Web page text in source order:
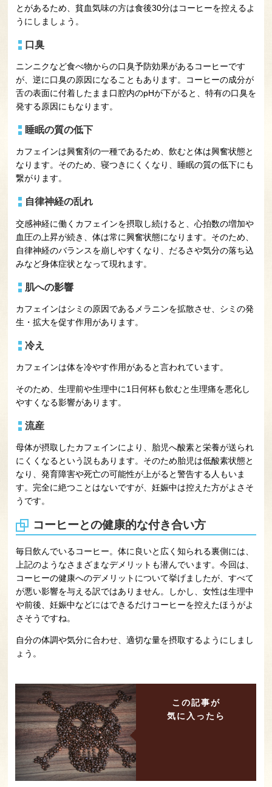
とがあるため、貧血気味の方は食後30分はコーヒーを控えるよ
うにしましょう。
口臭
ニンニクなど食べ物からの口臭予防効果があるコーヒーです
が、逆に口臭の原因になることもあります。コーヒーの成分が
舌の表面に付着したまま口腔内のpHが下がると、特有の口臭を
発する原因にもなります。
睡眠の質の低下
カフェインは興奮剤の一種であるため、飲むと体は興奮状態と
なります。そのため、寝つきにくくなり、睡眠の質の低下にも
繋がります。
自律神経の乱れ
交感神経に働くカフェインを摂取し続けると、心拍数の増加や
血圧の上昇が続き、体は常に興奮状態になります。そのため、
自律神経のバランスを崩しやすくなり、だるさや気分の落ち込
みなど身体症状となって現れます。
肌への影響
カフェインはシミの原因であるメラニンを拡散させ、シミの発
生・拡大を促す作用があります。
冷え
カフェインは体を冷やす作用があると言われています。
そのため、生理前や生理中に1日何杯も飲むと生理痛を悪化し
やすくなる影響があります。
流産
母体が摂取したカフェインにより、胎児へ酸素と栄養が送られ
にくくなるという説もあります。そのため胎児は低酸素状態と
なり、発育障害や死亡の可能性が上がると警告する人もいま
す。完全に絶つことはないですが、妊娠中は控えた方がよさそ
うです。
コーヒーとの健康的な付き合い方
毎日飲んでいるコーヒー。体に良いと広く知られる裏側には、
上記のようなさまざまなデメリットも潜んでいます。今回は、
コーヒーの健康へのデメリットについて挙げましたが、すべて
が悪い影響を与える訳ではありません。しかし、女性は生理中
や前後、妊娠中などにはできるだけコーヒーを控えたほうがよ
さそうですね。
自分の体調や気分に合わせ、適切な量を摂取するようにしまし
ょう。
この記事が
気に入ったら